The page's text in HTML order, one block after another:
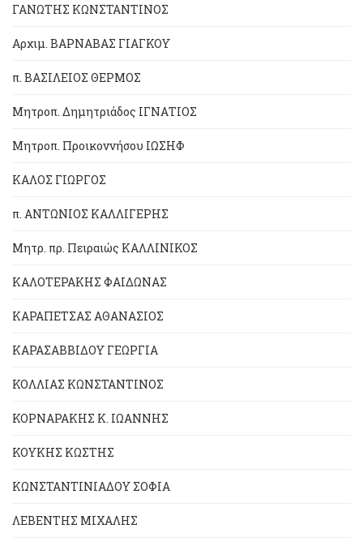
ΓΑΝΩΤΗΣ ΚΩΝΣΤΑΝΤΙΝΟΣ
Αρχιμ. ΒΑΡΝΑΒΑΣ ΓΙΑΓΚΟΥ
π. ΒΑΣΙΛΕΙΟΣ ΘΕΡΜΟΣ
Μητροπ. Δημητριάδος ΙΓΝΑΤΙΟΣ
Μητροπ. Προικοννήσου ΙΩΣΗΦ
ΚΑΛΟΣ ΓΙΩΡΓΟΣ
π. ΑΝΤΩΝΙΟΣ ΚΑΛΛΙΓΕΡΗΣ
Μητρ. πρ. Πειραιώς ΚΑΛΛΙΝΙΚΟΣ
ΚΑΛΟΤΕΡΑΚΗΣ ΦΑΙΔΩΝΑΣ
ΚΑΡΑΠΕΤΣΑΣ ΑΘΑΝΑΣΙΟΣ
ΚΑΡΑΣΑΒΒΙΔΟΥ ΓΕΩΡΓΙΑ
ΚΟΛΛΙΑΣ ΚΩΝΣΤΑΝΤΙΝΟΣ
ΚΟΡΝΑΡΑΚΗΣ Κ. ΙΩΑΝΝΗΣ
ΚΟΥΚΗΣ ΚΩΣΤΗΣ
ΚΩΝΣΤΑΝΤΙΝΙΑΔΟΥ ΣΟΦΙΑ
ΛΕΒΕΝΤΗΣ ΜΙΧΑΛΗΣ